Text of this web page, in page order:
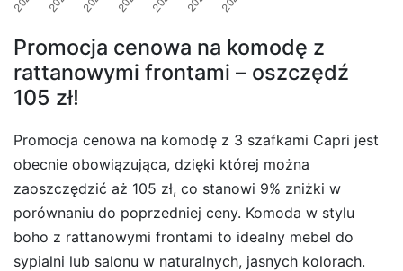
Promocja cenowa na komodę z
rattanowymi frontami – oszczędź
105 zł!
Promocja cenowa na komodę z 3 szafkami Capri jest
obecnie obowiązująca, dzięki której można
zaoszczędzić aż 105 zł, co stanowi 9% zniżki w
porównaniu do poprzedniej ceny. Komoda w stylu
boho z rattanowymi frontami to idealny mebel do
sypialni lub salonu w naturalnych, jasnych kolorach.